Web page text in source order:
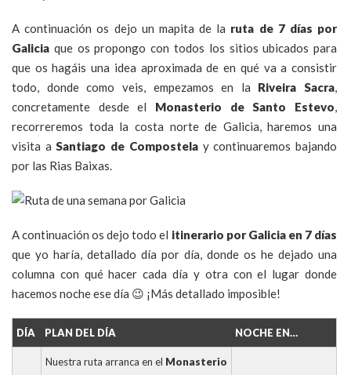
A continuación os dejo un mapita de la ruta de 7 días por
Galicia que os propongo con todos los sitios ubicados para
que os hagáis una idea aproximada de en qué va a consistir
todo, donde como veis, empezamos en la Riveira Sacra,
concretamente desde el Monasterio de Santo Estevo,
recorreremos toda la costa norte de Galicia, haremos una
visita aSantiago de Compostelay continuaremos bajando
por las Rias Baixas.
A continuación os dejo todo el itinerario por Galicia en 7 días
que yo haría, detallado día por día, donde os he dejado una
columna con qué hacer cada día y otra con el lugar donde
hacemos noche ese día 😉 ¡Más detallado imposible!
DÍA PLAN DEL DÍA NOCHE EN…
Nuestra ruta arranca en el Monasterio